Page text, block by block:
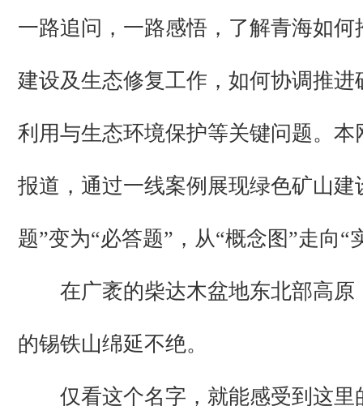
一路追问，一路感悟，了解青海如何
建设及生态修复工作，如何协调推进
利用与生态环境保护等关键问题。本
报道，通过一线案例展现绿色矿山建
题”变为“必答题”，从“概念图”走向“
在广袤的柴达木盆地东北部高原
的锡铁山绵延不绝。
仅看这个名字，就能感受到这里